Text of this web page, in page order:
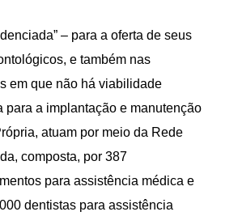
– para a oferta de seus
e também nas
em que não há viabilidade
para a implantação e manutenção
atuam por meio da Rede
composta, por 387
para assistência médica e
dentistas para assistência